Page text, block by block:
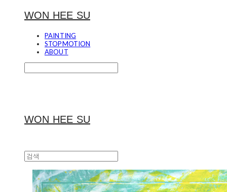
WON HEE SU
PAINTING
STOPMOTION
ABOUT
WON HEE SU